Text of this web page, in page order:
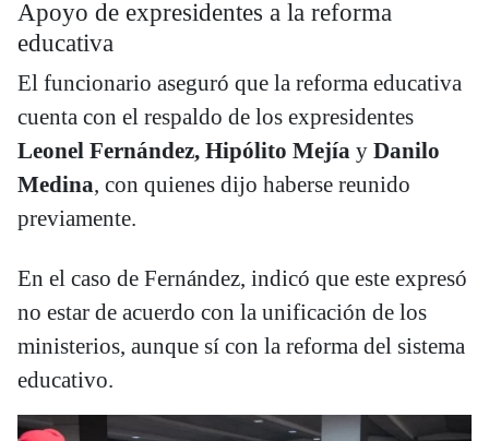
Apoyo de expresidentes a la reforma
educativa
El funcionario aseguró que la reforma educativa
cuenta con el respaldo de los expresidentes
Leonel Fernández, Hipólito Mejía y Danilo
Medina, con quienes dijo haberse reunido
previamente.
En el caso de Fernández, indicó que este expresó
no estar de acuerdo con la unificación de los
ministerios, aunque sí con la reforma del sistema
educativo.